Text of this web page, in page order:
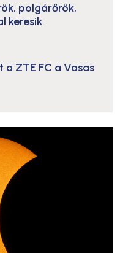
polgárőrök,
keresik
ZTE FC a Vasas